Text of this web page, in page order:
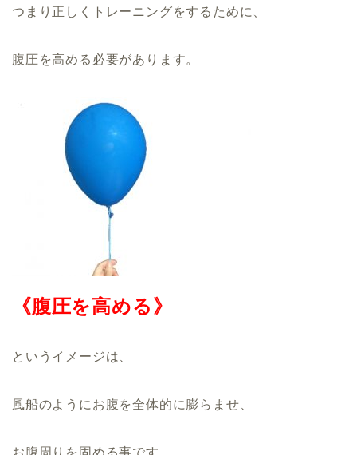
つまり正しくトレーニングをするために、
腹圧を高める必要があります。
《腹圧を高める》
というイメージは、
風船のようにお腹を全体的に膨らませ、
お腹周りを固める事です。